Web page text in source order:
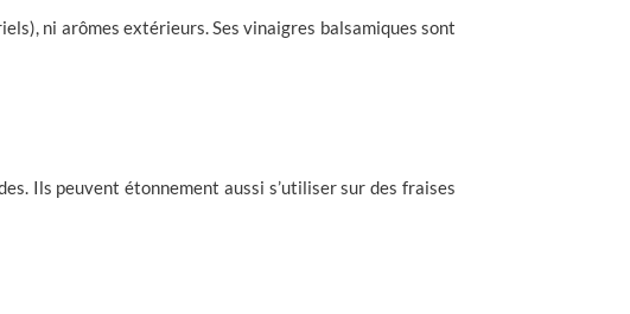
ni arômes extérieurs. Ses vinaigres balsamiques sont
Ils peuvent étonnement aussi s’utiliser sur des fraises